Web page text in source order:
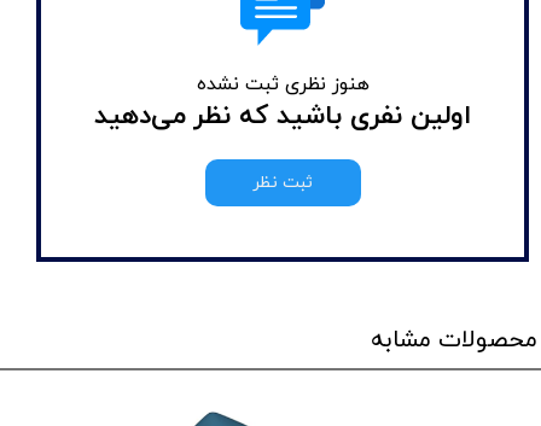
هنوز نظری ثبت نشده
اولین نفری باشید که نظر می‌دهید
ثبت نظر
محصولات مشابه